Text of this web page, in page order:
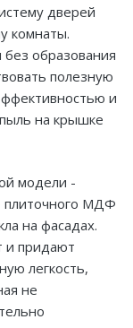
дверей
комнаты.
образования
полезную
и
на крышке
модели -
плиточного МДФ
на фасадах.
и придают
легкость,
не